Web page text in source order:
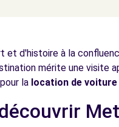
et d'histoire à la
mérite une visite
la location de voiture